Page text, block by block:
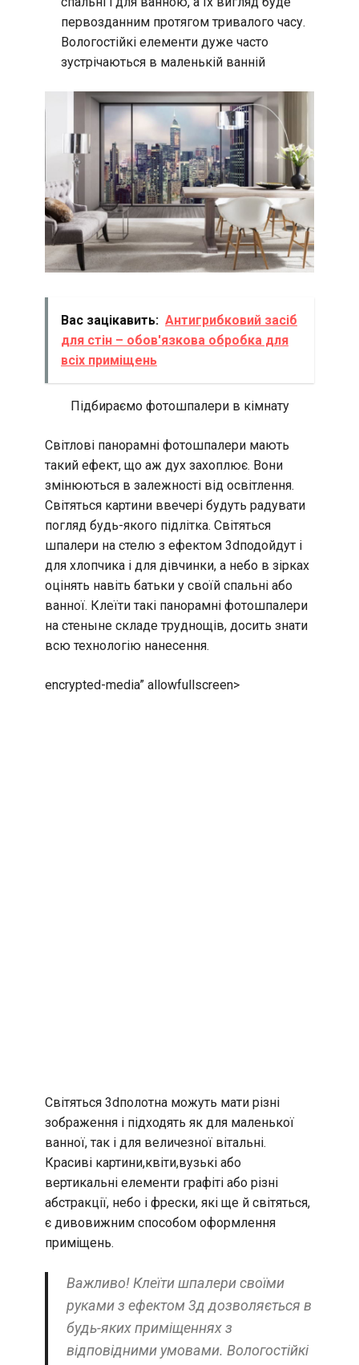
первозданним протягом тривалого часу.
Вологостійкі елементи дуже часто
зустрічаються в маленькій ванній
Вас зацікавить: Антигрибковий засіб
для стін – обов'язкова обробка для
всіх приміщень
Підбираємо фотошпалери в кімнату
Світлові панорамні фотошпалери мають
такий ефект, що аж дух захоплює. Вони
змінюються в залежності від освітлення.
Світяться картини ввечері будуть радувати
погляд будь-якого підлітка. Світяться
шпалери на стелю з ефектом 3dподойдут і
для хлопчика і для дівчинки, а небо в зірках
оцінять навіть батьки у своїй спальні або
ванної. Клеїти такі панорамні фотошпалери
на стеныне складе труднощів, досить знати
всю технологію нанесення.
encrypted-media” allowfullscreen>
Світяться 3dполотна можуть мати різні
зображення і підходять як для маленької
ванної, так і для величезної вітальні.
Красиві картини,квіти,вузькі або
вертикальні елементи графіті або різні
абстракції, небо і фрески, які ще й світяться,
є дивовижним способом оформлення
приміщень.
Важливо! Клеїти шпалери своїми
руками з ефектом 3д дозволяється в
будь-яких приміщеннях з
відповідними умовами. Вологостійкі